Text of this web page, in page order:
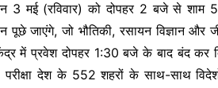
3 मई (रविवार) को दोपहर 2 बजे से
पूछे जाएंगे, जो भौतिकी, रसायन विज्ञान
केंद्र में प्रवेश दोपहर 1:30 बजे के बाद बंद
परीक्षा देश के 552 शहरों के साथ-साथ